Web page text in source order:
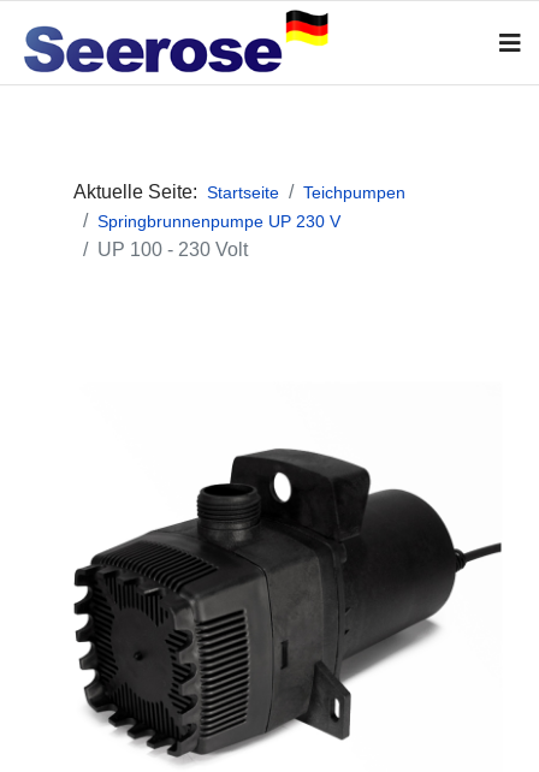
Aktuelle Seite: Startseite
Teichpumpen
Springbrunnenpumpe UP 230 V
UP 100 - 230 Volt